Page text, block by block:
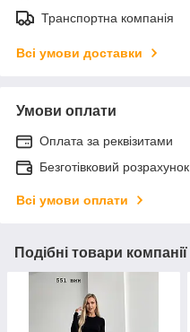
Транспортна компанія
Всі умови доставки
Умови оплати
Оплата за реквізитами
Безготівковий розрахунок
Всі умови оплати
Подібні товари компанії